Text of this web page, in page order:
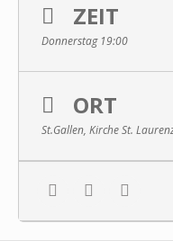
ZEIT
Donnerstag 19:00
ORT
St.Gallen, Kirche St.